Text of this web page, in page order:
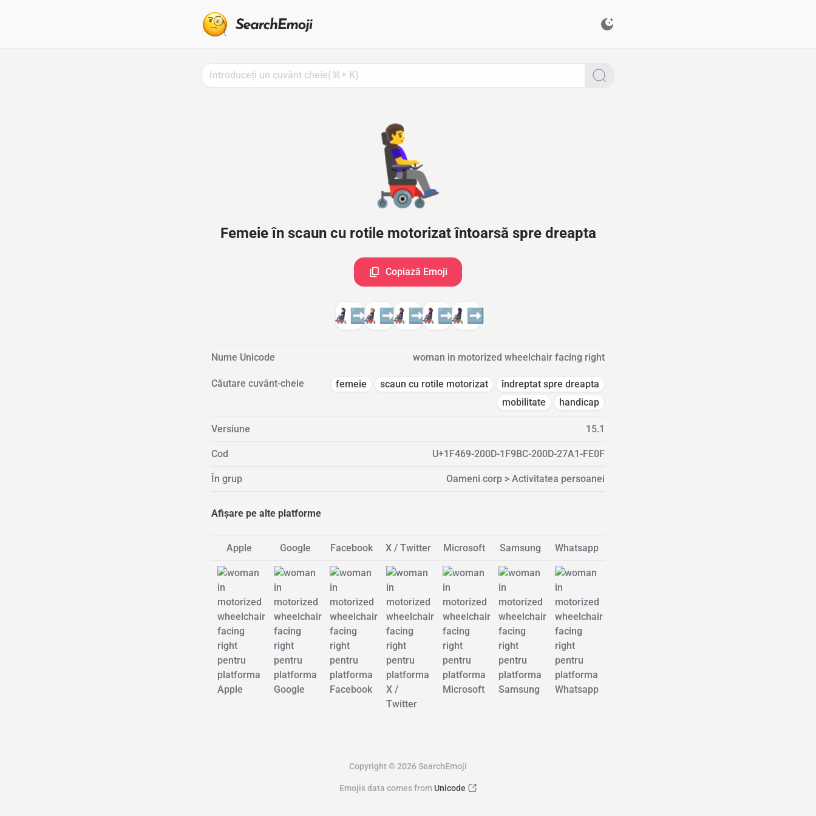
Click
👩‍🦼‍➡️
Femeie în scaun cu rotile motorizat întoarsă spre dreapta
Copiază Emoji
👩🏻‍🦼‍➡️👩🏼‍🦼‍➡️👩🏽‍🦼‍➡️👩🏾‍🦼‍➡️👩🏿‍🦼‍➡️
Nume Unicode woman in motorized wheelchair facing right
Căutare cuvânt-cheie femeie scaun cu rotile motorizat
îndreptat spre dreapta
mobilitate
handicap
Versiune 15.1
Cod U+1F469-200D-1F9BC-200D-27A1-FE0F
În grup Oameni corp > Activitatea persoanei
Afișare pe alte platforme
Apple Google Facebook X / Twitter Microsoft Samsung Whatsapp
Copyright © 2026 SearchEmoji
Emojis data comes from Unicode